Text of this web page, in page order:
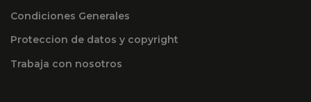
Condiciones Generales
Proteccion de datos y copyright
Trabaja con nosotros